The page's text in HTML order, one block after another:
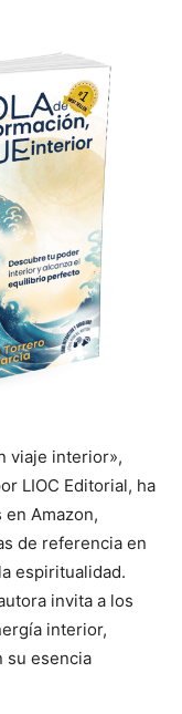
viaje interior»,
LIOC Editorial, ha
Amazon,
de referencia en
espiritualidad.
invita a los
interior,
su esencia